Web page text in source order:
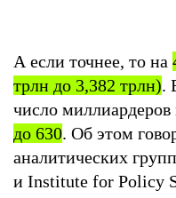
А если точнее, то на
трлн до 3,382 трлн).
число
до 630. Об этом
аналитических
и Institute for Policy